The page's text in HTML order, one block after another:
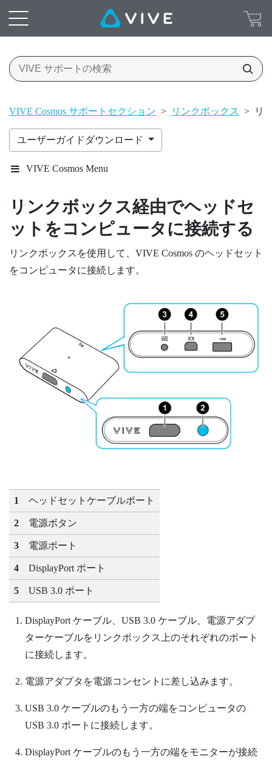
VIVE Cosmos サポートセクション > リンクボックス > リ
ユーザーガイドダウンロード
VIVE Cosmos Menu
リンクボックス経由でヘッドセ
ットをコンピュータに接続する
リンクボックスを使用して、 VIVE Cosmos のヘッドセット
をコンピュータに接続します。
1 ヘッドセットケーブルポート
2 電源ボタン
3 電源ポート
4 DisplayPort ポート
5 USB 3.0 ポート
DisplayPortケーブル、USB 3.0 ケーブル、電源アダプ
ターケーブルをリンクボックス上のそれぞれのポート
に接続します。
電源アダプタを電源コンセントに差し込みます。
USB 3.0 ケーブルのもう一方の端をコンピュータの
USB 3.0 ポートに接続します。
DisplayPortケーブルのもう一方の端をモニターが接続